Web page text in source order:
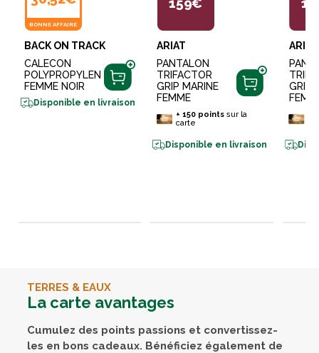
BONNE AFFAIRE
BACK ON TRACK
CALECON
POLYPROPYLEN
FEMME NOIR
Disponible en livraison
159€
ARIAT
PANTALON
TRIFACTOR
GRIP MARINE
FEMME
+ 150pointssur la
carte
Disponible en livraison
ARIAT
GRIP
TERRES & EAUX
La carte avantages
Cumulez des points passions et convertissez-
les en bons cadeaux. Bénéficiez également de